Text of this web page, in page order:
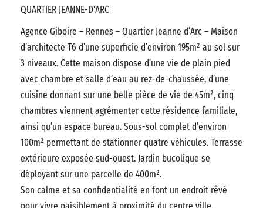
QUARTIER JEANNE-D'ARC
Agence Giboire – Rennes – Quartier Jeanne d’Arc – Maison
d’architecte T6 d’une superficie d’environ 195m² au sol sur
3 niveaux. Cette maison dispose d’une vie de plain pied
avec chambre et salle d’eau au rez-de-chaussée, d’une
cuisine donnant sur une belle pièce de vie de 45m², cinq
chambres viennent agrémenter cette résidence familiale,
ainsi qu’un espace bureau. Sous-sol complet d’environ
100m² permettant de stationner quatre véhicules. Terrasse
extérieure exposée sud-ouest. Jardin bucolique se
déployant sur une parcelle de 400m².
Son calme et sa confidentialité en font un endroit rêvé
pour vivre paisiblement à proximité du centre ville.